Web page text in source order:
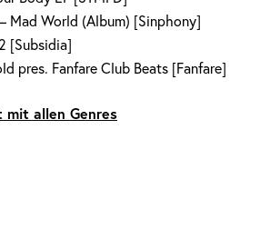
Mad World (Album) [Sinphony]
[Subsidia]
pres. Fanfare Club Beats [Fanfare]
mit allen Genres